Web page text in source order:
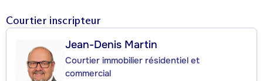
Courtier inscripteur
Jean-Denis Martin
Courtier immobilier résidentiel et
commercial